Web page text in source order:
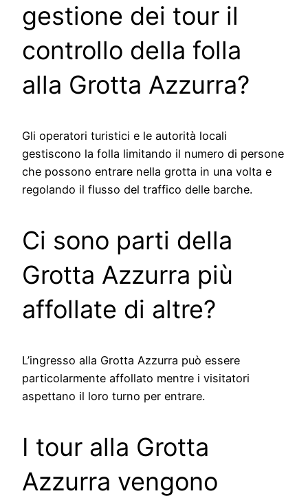
gestione dei tour il
controllo della folla
alla Grotta Azzurra?
Gli operatori turistici e le autorità locali
gestiscono la folla limitando il numero di persone
che possono entrare nella grotta in una volta e
regolando il flusso del traffico delle barche.
Ci sono parti della
Grotta Azzurra più
affollate di altre?
L’ingresso alla Grotta Azzurra può essere
particolarmente affollato mentre i visitatori
aspettano il loro turno per entrare.
I tour alla Grotta
Azzurra vengono